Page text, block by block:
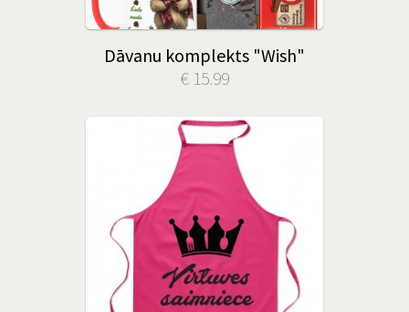
Dāvanu komplekts "Wish"
€ 15.99